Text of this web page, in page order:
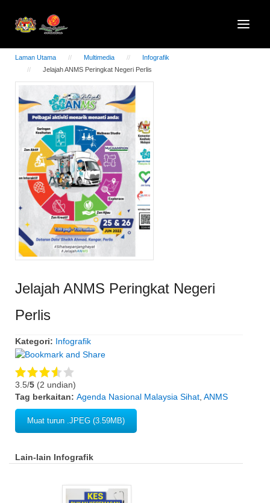
Laman Utama Multimedia
Infografik
Jelajah ANMS Peringkat Negeri Perlis
Jelajah ANMS Peringkat Negeri
Perlis
Kategori: Infografik
3.5/5 (2 undian)
Tag berkaitan: Agenda Nasional Malaysia Sihat ANMS
Muat turun .JPEG (3.59MB)
Lain-lain Infografik